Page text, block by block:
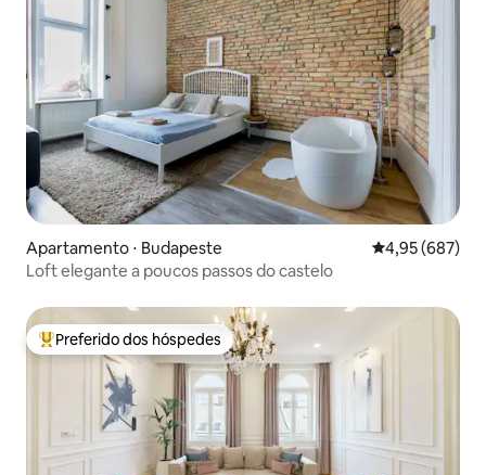
Apartamento ⋅ Budapeste 4,95 de uma
4,95 (687)
Loft elegante a poucos passos do castelo
Entre os melhores preferidos dos hóspedes
Preferido dos hóspedes